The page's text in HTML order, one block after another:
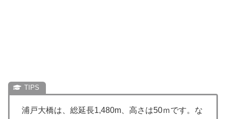
浦戸大橋は、総延長1,480m、高さは50ｍです。な